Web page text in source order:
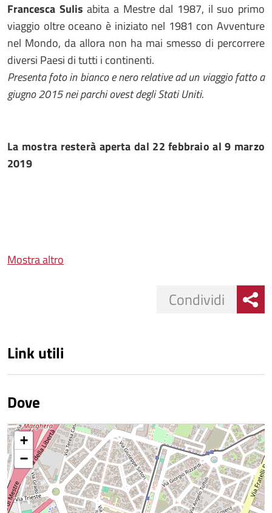
Francesca Sulisabita a Mestre dal 1987, il suo primo
viaggio oltre oceano è iniziato nel 1981 con Avventure
nel Mondo, da allora non ha mai smesso di percorrere
diversi Paesi di tutti i continenti.
Presenta foto in bianco e nero relative ad un viaggio fatto a
giugno 2015 nei parchi ovest degli Stati Uniti.
La mostra resterà aperta dal 22 febbraio al 9 marzo
2019
Mostra altro
Condividi
Link utili
Dove
+
−